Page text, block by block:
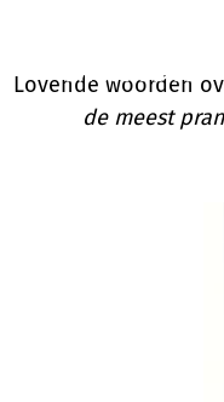
Lovende woorden
de meest